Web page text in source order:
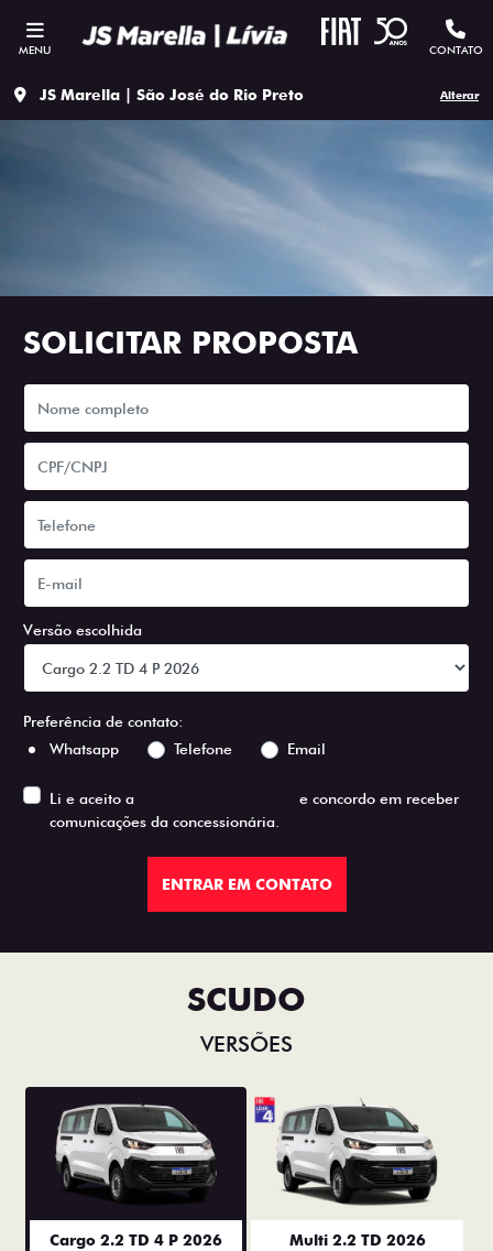
MENU CONTATO
JS Marella | São José do Rio Preto Alterar
SOLICITAR PROPOSTA
Versão escolhida
Preferência de contato:
Whatsapp
Telefone Email
Li e aceito a
e concordo em receber
comunicações da concessionária.
ENTRAR EM CONTATO
SCUDO
VERSÕES
Cargo 2.2 TD 4 P 2026 Multi 2.2 TD 2026